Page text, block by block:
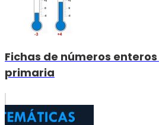
Fichas de números
primaria